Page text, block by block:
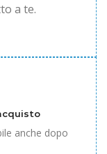
a te.
anche dopo